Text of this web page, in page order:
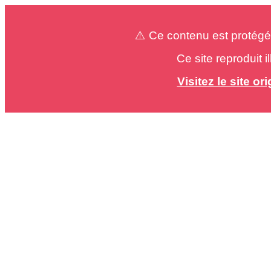
⚠️ Ce contenu est
Ce site reproduit
Visitez le site